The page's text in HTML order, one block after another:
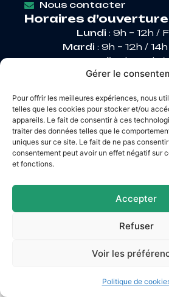
Gérer le
Pour offrir les meilleures expériences, nous
telles que les cookies pour stocker et/ou
appareils. Le fait de consentir à ces
traiter des données telles que le
uniques sur ce site. Le fait de ne pas
consentement peut avoir un effet négatif sur
et fonctions.
Accepter
Refuser
Voir les
Politique de
Nous contacter
Horaires d’ouverture
Lundi : 9h – 12h /
Mardi : 9h – 12h /
Mercredi: 9h – 12h /
Jeudi: 9h – 12h /
Mentions
Plan du site